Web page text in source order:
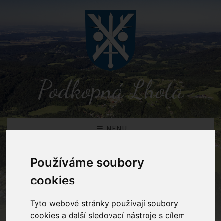
Používáme soubory
cookies
Tyto webové stránky používají soubory
cookies a další sledovací nástroje s cílem
Podkopná Lhota
MENU
Novinky